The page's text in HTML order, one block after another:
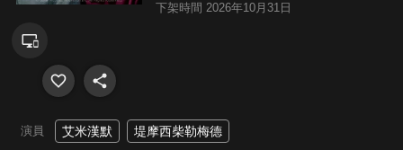
下架時間 2026年10月31日
演員 艾米漢默 堤摩西柴勒梅德